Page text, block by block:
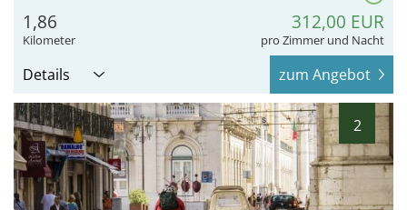
1,86
Kilometer
312,00 EUR
pro Zimmer und Nacht
Details zum Angebot
2